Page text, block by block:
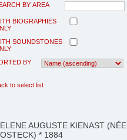
BY AREA
BIOGRAPHIES
SOUNDSTONES
BY
to select list
AUGUSTE KIENAST (NÉE
* 1884